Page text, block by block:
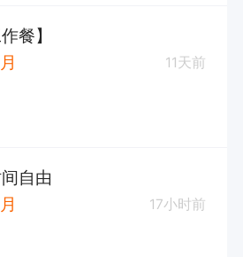
餐】
11天前
自由
17小时前